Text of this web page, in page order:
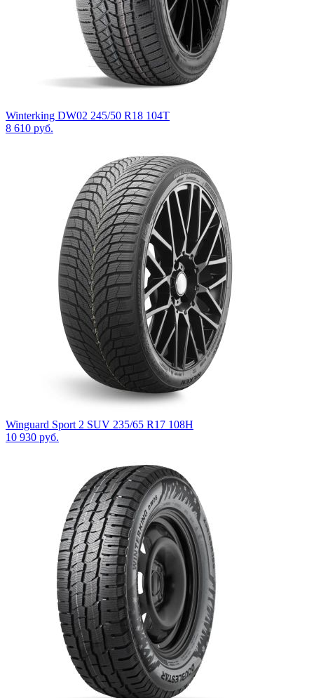
Winterking DW02 245/50 R18 104T
8 610 руб.
Winguard Sport 2 SUV 235/65 R17 108H
10 930 руб.